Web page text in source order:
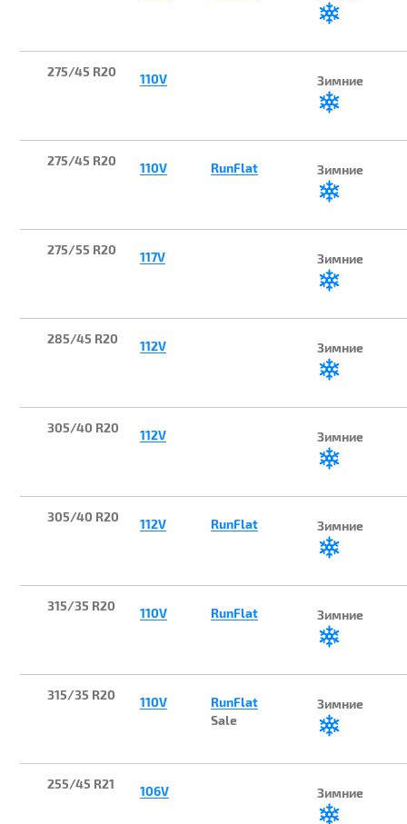
275/45 R20 110V Зимние
275/45 R20 110V RunFlat Зимние
275/55 R20 117V Зимние
285/45 R20 112V Зимние
305/40 R20 112V Зимние
305/40 R20 112V RunFlat Зимние
315/35 R20 110V RunFlat Зимние
315/35 R20 110V
RunFlat
Sale
Зимние
255/45 R21 106V Зимние